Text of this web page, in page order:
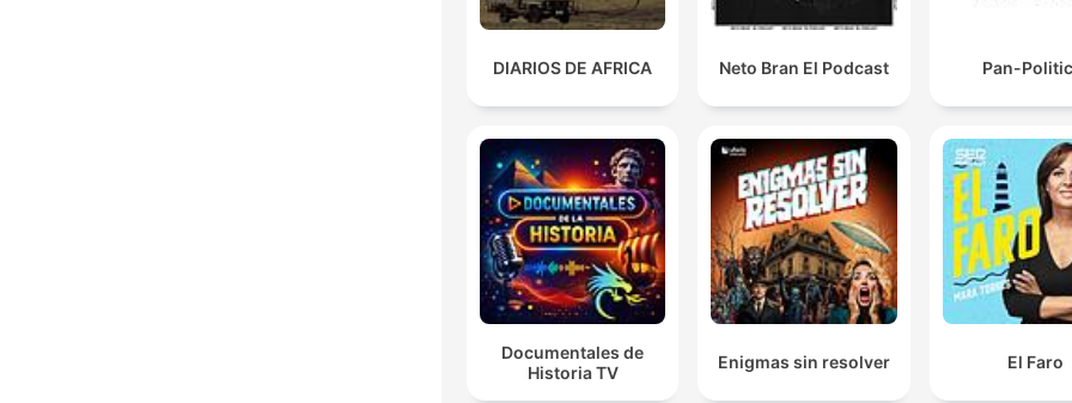
DIARIOS DE AFRICA Neto Bran El Podcast Pan-
Documentales de
Historia TV
Enigmas sin resolver El Faro